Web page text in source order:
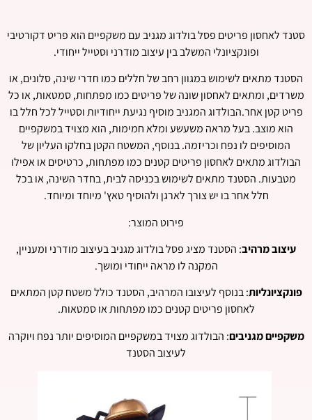
סטנד לאחסון פריטים פסל בולדוג מגניב עם משקפיים הוא פריט דקורטיבי
ופונקציונלי המשלב בין עיצוב מודרני וסטייל ייחודי.
הסטנד מתאים לשימוש במגוון רחב של חללים כמו חדרי שינה, סלונים, או
משרדים, ומתאים לאחסון שונה של פריטים כמו מפתחות, סמטאות, או כל
פריט קטן אחר.הבולדוג המגניב מוסיף נגיעת ייחודיות וסטייל לכל חלל בו
הוא מוצב. בעל מראה משעשע ומלא חמימות, הוא מצויד במשקפיים
המוסיפים לו נפח וכריזמה. בנוסף, המשטח הקטן בחלקו העליון של
הבולדוג מתאים לאחסון פריטים קטנים כמו מפתחות, כרטיסים או אפילו
מטבעות. הסטנד מתאים לשימוש בכניסה לבית, בחדר השינה, או בכל
חלל אחר בו יש צורך לארגן ולהוסיף טאץ' מיוחד ומיוחד.
פירוט המוצר:
עיצוב מרהיב: הסטנד מציג פסל בולדוג מגניב בעיצוב מודרני ומעניין,
המקנה לו מראה ייחודי ומושך.
פונקציונליות: בנוסף לעיצובו המרהיב, הסטנד כולל משטח קטן המתאים
לאחסון פריטים קטנים כמו מפתחות או סמטאות.
משקפיים מגניבים: הבולדוג מצויד במשקפיים המוסיפים יותר נפח ויוקרה
לעיצוב הסטנד